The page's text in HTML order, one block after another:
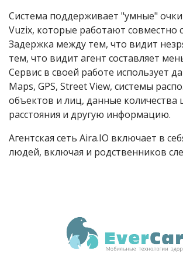
Система поддерживает "умные" очки
Vuzix, которые работают совместно
Задержка между тем, что видит
тем, что видит агент составляет
Сервис в своей работе использует
Maps, GPS, Street View, системы
объектов и лиц, данные количества
расстояния и другую информацию.
Агентская сеть Aira.IO включает в
людей, включая и родственников